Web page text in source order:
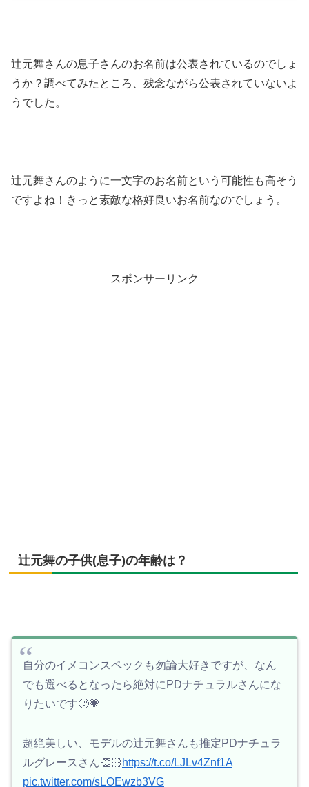
辻元舞さんの息子さんのお名前は公表されているのでしょ
うか？調べてみたところ、残念ながら公表されていないよ
うでした。
辻元舞さんのように一文字のお名前という可能性も高そう
ですよね！きっと素敵な格好良いお名前なのでしょう。
スポンサーリンク
辻元舞の子供(息子)の年齢は？
自分のイメコンスペックも勿論大好きですが、なん
でも選べるとなったら絶対にPDナチュラルさんにな
りたいです🥺💗
超絶美しい、モデルの辻元舞さんも推定PDナチュラ
ルグレースさん👏🏻 https://t.co/LJLv4Znf1A
pic.twitter.com/sLOEwzb3VG